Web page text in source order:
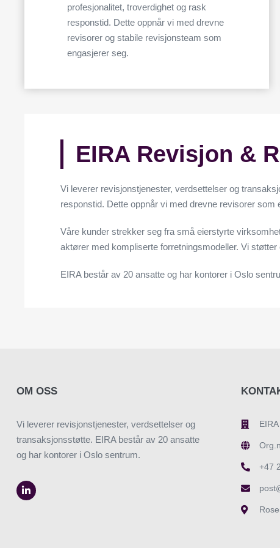
profesjonalitet, troverdighet og rask
responstid. Dette oppnår vi med drevne
revisorer og stabile revisjonsteam som
engasjerer seg.
EIRA Revisjon &
Vi leverer revisjonstjenester, verdsettelser og
responstid. Dette oppnår vi med drevne revisorer som
Våre kunder strekker seg fra små eierstyrte
aktører med kompliserte forretningsmodeller. Vi
EIRA består av 20 ansatte og har kontorer i Oslo
OM OSS
Vi leverer revisjonstjenester, verdsettelser og
transaksjonsstøtte. EIRA består av 20 ansatte
og har kontorer i Oslo sentrum.
+47